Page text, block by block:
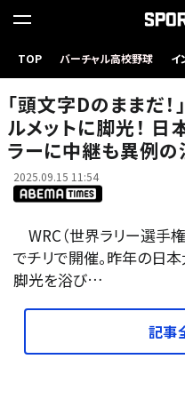
TOP バーチャル高校野球 イ
ーに中継も異例の注目
「頭文字Dのままだ
ルメットに脚光！
ラーに中継も異例の
2025.09.15 11:54
WRC（世界ラリー選手
でチリで開催。昨年の日本
脚光を浴び…
記事